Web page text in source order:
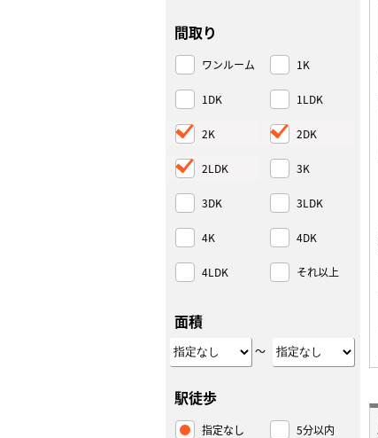
間取り
ワンルーム 1K
1DK 1LDK
2K 2DK
2LDK 3K
3DK 3LDK
4K 4DK
4LDK それ以上
面積
～
駅徒歩
指定なし 5分以内